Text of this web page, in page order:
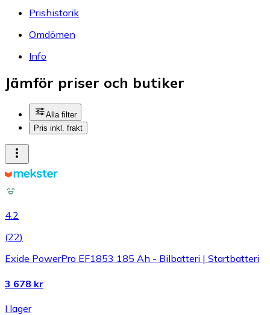
Prishistorik
Omdömen
Info
Jämför priser och butiker
Alla filter
Pris inkl. frakt
4.2
(22)
Exide PowerPro EF1853 185 Ah - Bilbatteri | Startbatteri
3 678 kr
I lager